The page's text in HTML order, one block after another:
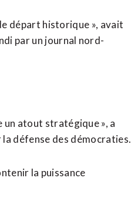
départ historique », avait
par un journal nord-
un atout stratégique », a
défense ⁠des démocraties.
la puissance